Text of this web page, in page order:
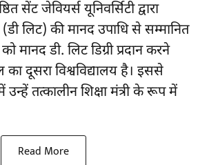
सेंट जेवियर्स यूनिवर्सिटी द्वारा
लिट) की मानद उपाधि से सम्मानित
मानद डी. लिट डिग्री प्रदान करने
का दूसरा विश्वविद्यालय है। इससे
तत्कालीन शिक्षा मंत्री के रूप में
Read More